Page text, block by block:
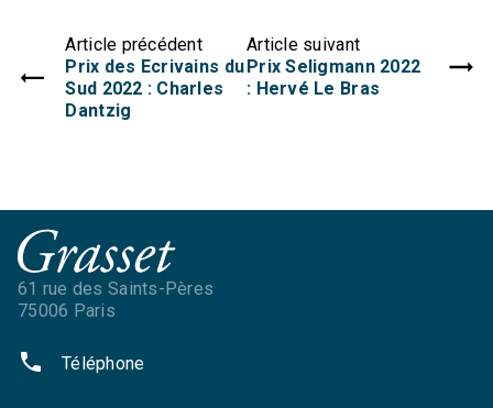
Article précédent
Prix des Ecrivains du
Sud 2022 : Charles
Dantzig
Article suivant
Prix Seligmann 2022
: Hervé Le Bras
61 rue des Saints-Pères
75006 Paris
phone Téléphone